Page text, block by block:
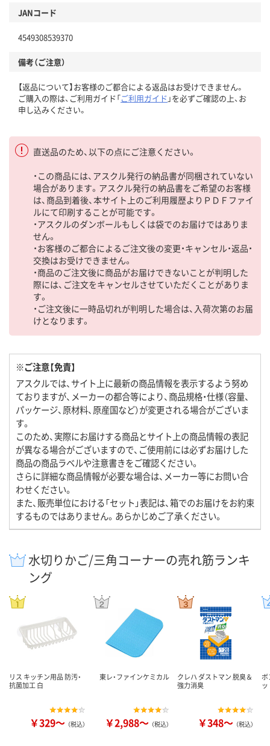
JANコード
4549308539370
備考（ご注意）
【返品について】お客様のご都合による返品はお受けできません。
ご購入の際は、ご利用ガイド「ご利用ガイド 」を必ずご確認の上、お
申し込みください。
直送品のため、以下の点にご注意ください。
・この商品には、アスクル発行の納品書が同梱されていない
場合があります。アスクル発行の納品書をご希望のお客様
は、商品到着後、本サイト上のご利用履歴よりＰＤＦファイ
ルにて印刷することが可能です。
・アスクルのダンボールもしくは袋でのお届けではありま
せん。
・お客様のご都合によるご注文後の変更・キャンセル・返品・
交換はお受けできません。
・商品のご注文後に商品がお届けできないことが判明した
際には、ご注文をキャンセルさせていただくことがありま
す。
・ご注文後に一時品切れが判明した場合は、入荷次第のお届
けとなります。
※ご注意【免責】
アスクルでは、サイト上に最新の商品情報を表示するよう努め
ておりますが、メーカーの都合等により、商品規格・仕様（容量、
パッケージ、原材料、原産国など）が変更される場合がございま
す。
このため、実際にお届けする商品とサイト上の商品情報の表記
が異なる場合がございますので、ご使用前には必ずお届けした
商品の商品ラベルや注意書きをご確認ください。
さらに詳細な商品情報が必要な場合は、メーカー等にお問い合
わせください。
また、販売単位における「セット」表記は、箱でのお届けをお約束
するものではありません。あらかじめご了承ください。
水切りかご/三角コーナーの売れ筋ランキ
ング
リス キッチン用品 防汚・
抗菌加工 白
￥329～ （税込）
東レ・ファインケミカル
￥2,988～ （税込）
クレハ ダストマン 脱臭＆
強力消臭
￥348～ （税込）
ボ